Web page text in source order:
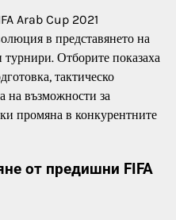
Arab Cup 2021
в представянето на
Отборите показаха
тактическо
на възможности за
промяна в конкурентните
от предишни FIFA